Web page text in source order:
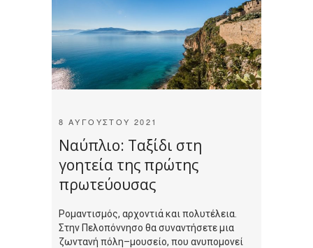
8 ΑΥΓΟΎΣΤΟΥ 2021
Ναύπλιο: Ταξίδι στη
γοητεία της πρώτης
πρωτεύουσας
Ρομαντισμός, αρχοντιά και πολυτέλεια.
Στην Πελοπόννησο θα συναντήσετε μια
ζωντανή πόλη–μουσείο, που ανυπομονεί